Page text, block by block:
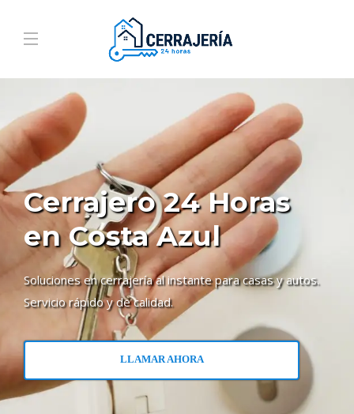
Cerrajero 24 Horas
en Costa Azul
Soluciones en cerrajería al instante para casas y autos.
Servicio rápido y de calidad.
LLAMAR AHORA